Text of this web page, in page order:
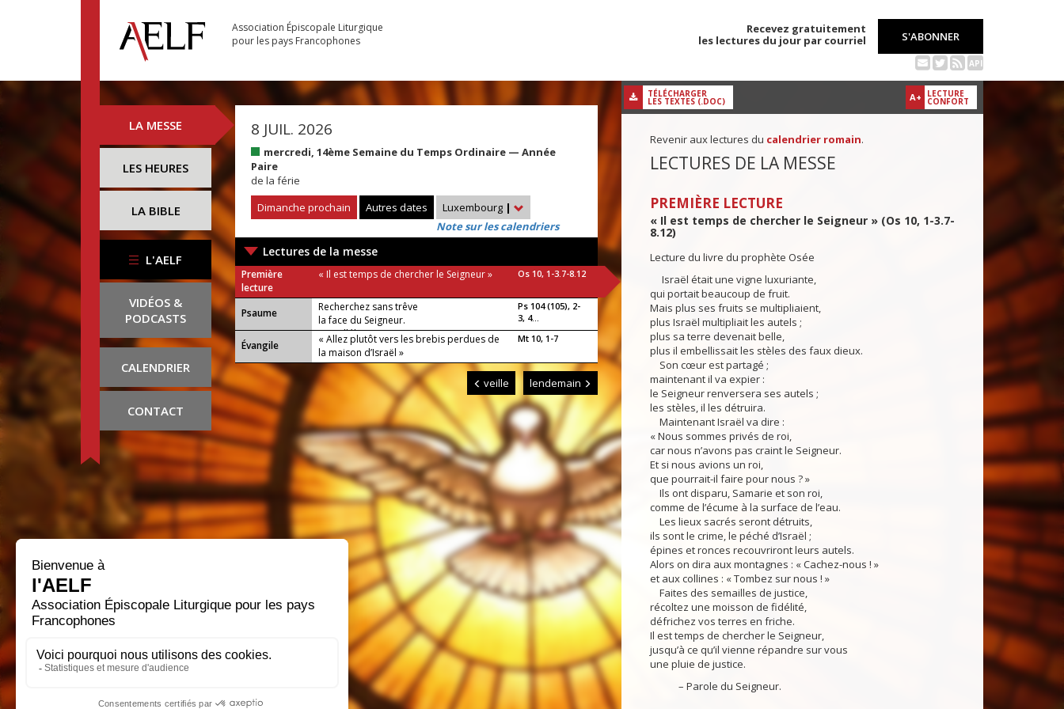
Association Épiscopale Liturgique
pour les pays Francophones
Recevez gratuitement
les lectures du jour par courriel
S'ABONNER
API
LA MESSE
LES HEURES
LA BIBLE
L'AELF
VIDÉOS &
PODCASTS
CALENDRIER
CONTACT
8 JUIL. 2026
mercredi, 14ème Semaine du Temps Ordinaire — Année
Paire
de la férie
Dimanche prochain
Autres dates Luxembourg |
Note sur les calendriers
Lectures de la messe
Première
lecture
« Il est temps de chercher le Seigneur » Os 10, 1-3.7-8.12
Psaume
Recherchez sans trêve
la face du Seigneur.
ou : Alléluia !
Ps 104 (105), 2-
3, 4...
Évangile
« Allez plutôt vers les brebis perdues de
la maison d’Israël »
Mt 10, 1-7
veille lendemain
A+ LECTURE
CONFORT
TÉLÉCHARGER
LES TEXTES (.DOC)
Revenir aux lectures du calendrier romain.
LECTURES DE LA MESSE
PREMIÈRE LECTURE
« Il est temps de chercher le Seigneur » (Os 10, 1-3.7-
8.12)
Lecture du livre du prophète Osée
Israël était une vigne luxuriante,
qui portait beaucoup de fruit.
Mais plus ses fruits se multipliaient,
plus Israël multipliait les autels ;
plus sa terre devenait belle,
plus il embellissait les stèles des faux dieux.
Son cœur est partagé ;
maintenant il va expier :
le Seigneur renversera ses autels ;
les stèles, il les détruira.
Maintenant Israël va dire :
« Nous sommes privés de roi,
car nous n’avons pas craint le Seigneur.
Et si nous avions un roi,
que pourrait-il faire pour nous ? »
Ils ont disparu, Samarie et son roi,
comme de l’écume à la surface de l’eau.
Les lieux sacrés seront détruits,
ils sont le crime, le péché d’Israël ;
épines et ronces recouvriront leurs autels.
Alors on dira aux montagnes : « Cachez-nous ! »
et aux collines : « Tombez sur nous ! »
Faites des semailles de justice,
récoltez une moisson de fidélité,
défrichez vos terres en friche.
Il est temps de chercher le Seigneur,
jusqu’à ce qu’il vienne répandre sur vous
une pluie de justice.
– Parole du Seigneur.